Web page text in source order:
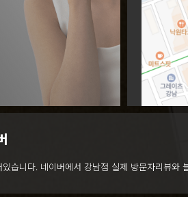
습니다. 네이버에서 강남점 실제 방문자리뷰와